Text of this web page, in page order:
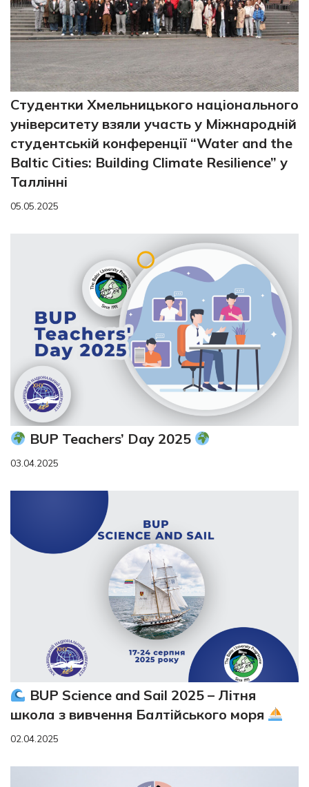
Студентки Хмельницького національного
університету взяли участь у Міжнародній
студентській конференції “Water and the
Baltic Cities: Building Climate Resilience” у
Таллінні
05.05.2025
BUP Teachers’ Day 2025
03.04.2025
BUP Science and Sail 2025 – Літня
школа з вивчення Балтійського моря
02.04.2025